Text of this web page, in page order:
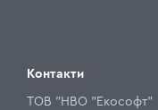
Контакти
ТОВ "НВО "Екософт"